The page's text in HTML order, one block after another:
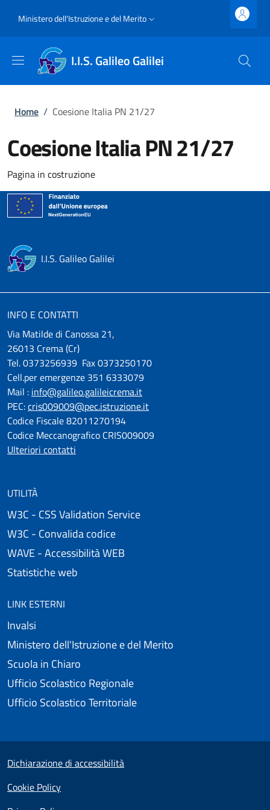
Slim top
Ministero dell'Istruzione e del Merito
I.I.S. Galileo Galilei
Briciole di pane
Home / Coesione Italia PN 21/27
Coesione Italia PN 21/27
Pagina in costruzione
I.I.S. Galileo Galilei
INFO E CONTATTI
Via Matilde di Canossa 21,
26013 Crema (Cr)
Tel. 0373256939 Fax 0373250170
Cell.per emergenze 351 6333079
Mail : info@galileo.galileicrema.it
PEC:cris009009@pec.istruzione.it
Codice Fiscale 82011270194
Codice Meccanografico CRIS009009
Ulteriori contatti
UTILITÀ
W3C - CSS Validation Service
W3C - Convalida codice
WAVE - Accessibilità WEB
Statistiche web
LINK ESTERNI
Invalsi
Ministero dell'Istruzione e del Merito
Scuola in Chiaro
Ufficio Scolastico Regionale
Ufficio Scolastico Territoriale
Small prints
Useful links section
Dichiarazione di accessibilità
Cookie Policy